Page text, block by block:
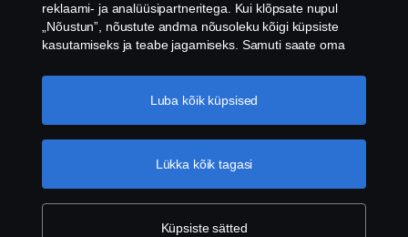
Vilepuhumine
Küpsiste seaded
© Copyright Scania Eesti 2026. All rights reserved.
reklaami- ja analüüsipartneritega. Kui klõpsate nupul
„Nõustun”, nõustute andma nõusoleku kõigi küpsiste
kasutamiseks ja teabe jagamiseks. Samuti saate oma
valides kategooriad, mida soovite aktsepteerida. Küpsiste
kasutamise üksikasjalikuma selgituse saamiseks
Küpsiste sätted
Lükka kõik tagasi
Luba kõik küpsised